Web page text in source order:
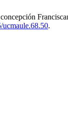
ucmaule.68.50.